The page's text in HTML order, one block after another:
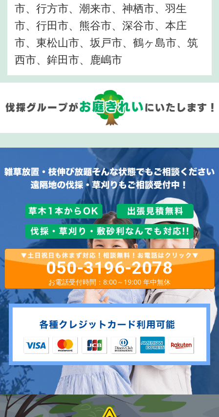
市、行方市、潮来市、神栖市、羽生
市、行田市、熊谷市、深谷市、本庄
市、東松山市、坂戸市、鶴ヶ島市、筑
西市、鉾田市、鹿嶋市
050-3196-2078
お電話受付時間：8:00～19:00 年中無休